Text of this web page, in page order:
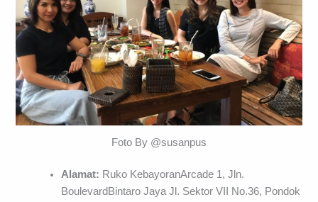
Foto By @susanpus
Alamat: Ruko KebayoranArcade 1, Jln.
BoulevardBintaro Jaya Jl. Sektor VII No.36, Pondok